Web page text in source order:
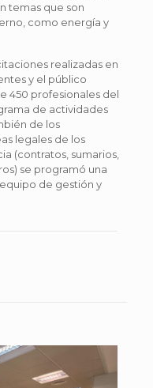
temas que son
como energía y
realizadas en
y el público
450 profesionales del
de actividades
de los
legales de los
(contratos, sumarios,
se programó una
de gestión y